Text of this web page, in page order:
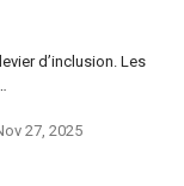
d’inclusion. Les
27, 2025